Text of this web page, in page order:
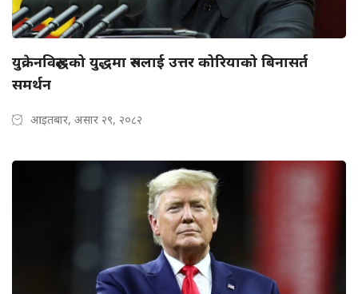
युक्रेनविरुद्धको युद्धमा रुसलाई उत्तर कोरियाको बिनासर्त
समर्थन
आइतबार, असार २९, २०८२